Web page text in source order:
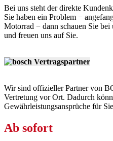
Bei uns steht der direkte
Sie haben ein Problem −
Motorrad − dann schauen Sie
und freuen uns auf Sie.
Wir sind offizieller Partner von
Vertretung vor Ort. Dadurch
Gewährleistungsansprüche für
Ab sofort